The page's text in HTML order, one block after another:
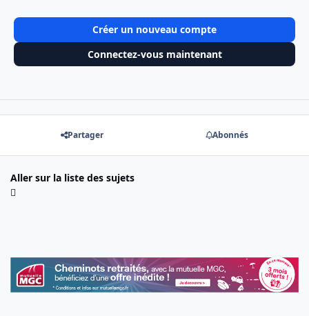
Créer un nouveau compte
Connectez-vous maintenant
Partager Abonnés
Aller sur la liste des sujets